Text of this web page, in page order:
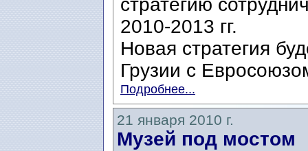
стратегию
2010-2013 гг.
Новая стратегия
Грузии с
Подробнее...
21 января 2010 г.
Музей под мостом